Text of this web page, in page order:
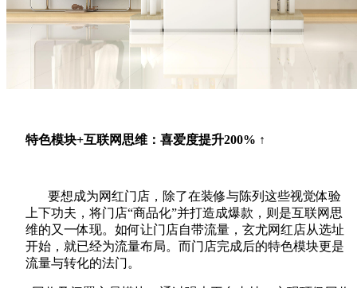
特色模块+互联网思维：喜爱度提升200% ↑
要想成为网红门店，除了在装修与陈列这些视觉体验
上下功夫，将门店“商品化”并打造成爆款，则是互联网思
维的又一体现。如何让门店自带流量，玄尤网红店从选址
开始，就已经为流量布局。而门店完成后的特色模块更是
流量与转化的法门。